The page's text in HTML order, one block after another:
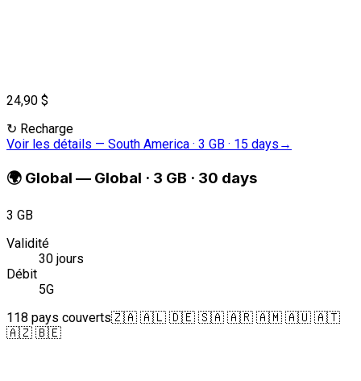
24,90 $
↻ Recharge
Voir les détails — South America · 3 GB · 15 days →
🌍 Global — Global · 3 GB · 30 days
3 GB
Validité
30 jours
Débit
5G
118 pays couverts🇿🇦 🇦🇱 🇩🇪 🇸🇦 🇦🇷 🇦🇲 🇦🇺 🇦🇹
🇦🇿 🇧🇪